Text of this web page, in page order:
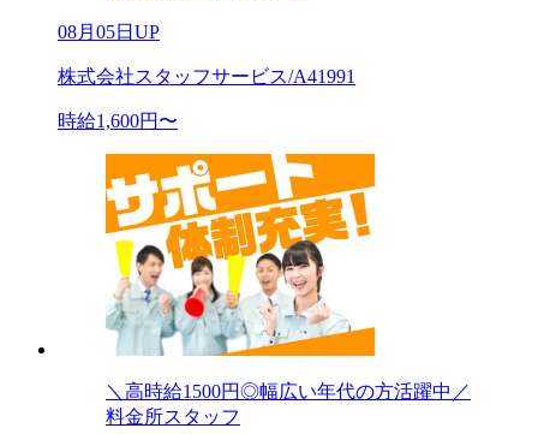
08月05日UP
株式会社スタッフサービス/A41991
時給1,600円〜
＼高時給1500円◎幅広い年代の方活躍中／
料金所スタッフ